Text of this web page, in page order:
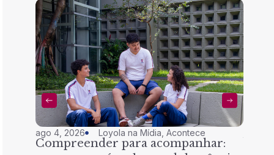
ago 4, 2026 Loyola na Mídia ,Acontece
Compreender para acompanhar: